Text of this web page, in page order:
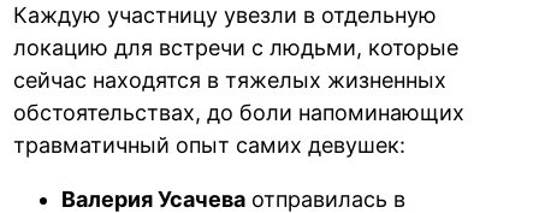
Каждую участницу увезли в отдельную
локацию для встречи с людьми, которые
сейчас находятся в тяжелых жизненных
обстоятельствах, до боли напоминающих
травматичный опыт самих девушек:
Валерия Усачева отправилась в